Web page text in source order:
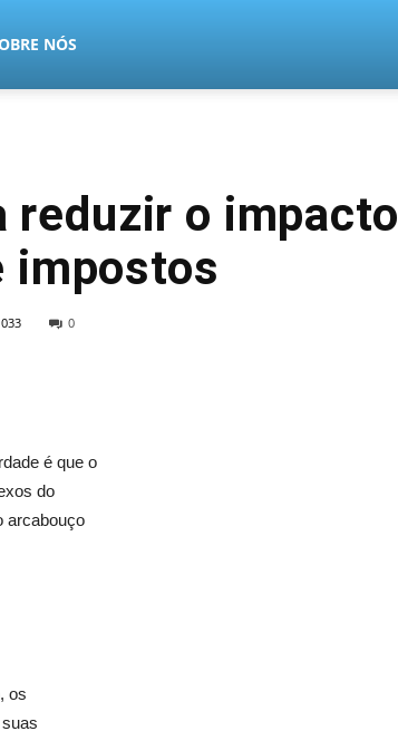
NÓS
reduzir o impacto
impostos
0
é que o
do
arcabouço
os